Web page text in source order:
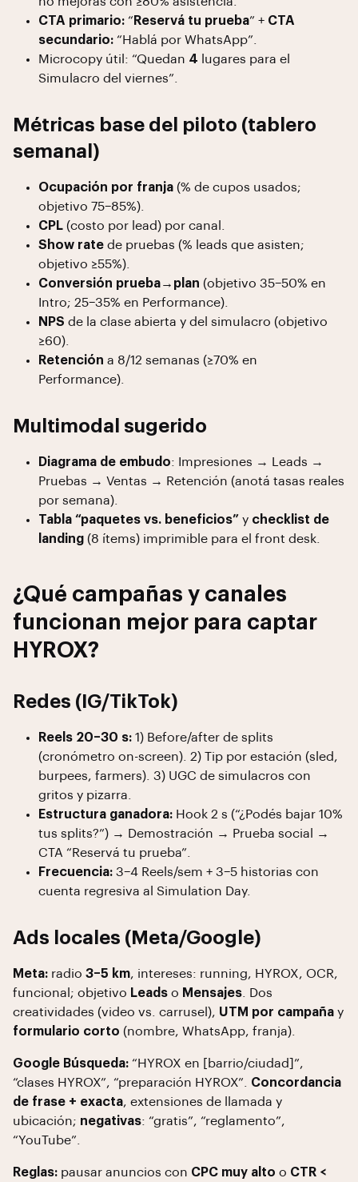
CTA primario: “ Reservá tu prueba” + CTA
secundario: “Hablá por WhatsApp”.
Microcopy útil: “Quedan 4 lugares para el
Simulacro del viernes”.
Métricas base del piloto (tablero
semanal)
Ocupación por franja (% de cupos usados;
objetivo 75–85%).
CPL (costo por lead) por canal.
Show rate de pruebas (% leads que asisten;
objetivo ≥55%).
Conversión prueba→plan (objetivo 35–50% en
Intro; 25–35% en Performance).
NPS de la clase abierta y del simulacro (objetivo
≥60).
Retención a 8/12 semanas (≥70% en
Performance).
Multimodal sugerido
Diagrama de embudo: Impresiones → Leads →
Pruebas → Ventas → Retención (anotá tasas reales
por semana).
Tabla “paquetes vs. beneficios” y checklist de
landing (8 ítems) imprimible para el front desk.
¿Qué campañas y canales
funcionan mejor para captar
HYROX?
Redes (IG/TikTok)
Reels 20–30 s: 1) Before/after de splits
(cronómetro on-screen). 2) Tip por estación (sled,
burpees, farmers). 3) UGC de simulacros con
gritos y pizarra.
Estructura ganadora: Hook 2 s (“¿Podés bajar 10%
tus splits?”) → Demostración → Prueba social →
CTA “Reservá tu prueba”.
Frecuencia: 3–4 Reels/sem + 3–5 historias con
cuenta regresiva al Simulation Day.
Ads locales (Meta/Google)
Meta: radio 3–5 km, intereses: running, HYROX, OCR,
funcional; objetivo Leads o Mensajes . Dos
creatividades (video vs. carrusel), UTM por campaña y
formulario corto (nombre, WhatsApp, franja).
Google Búsqueda: “HYROX en [barrio/ciudad]”,
“clases HYROX”, “preparación HYROX”. Concordancia
de frase + exacta, extensiones de llamada y
ubicación; negativas: “gratis”, “reglamento”,
“YouTube”.
Reglas: pausar anuncios con CPC muy alto o CTR <